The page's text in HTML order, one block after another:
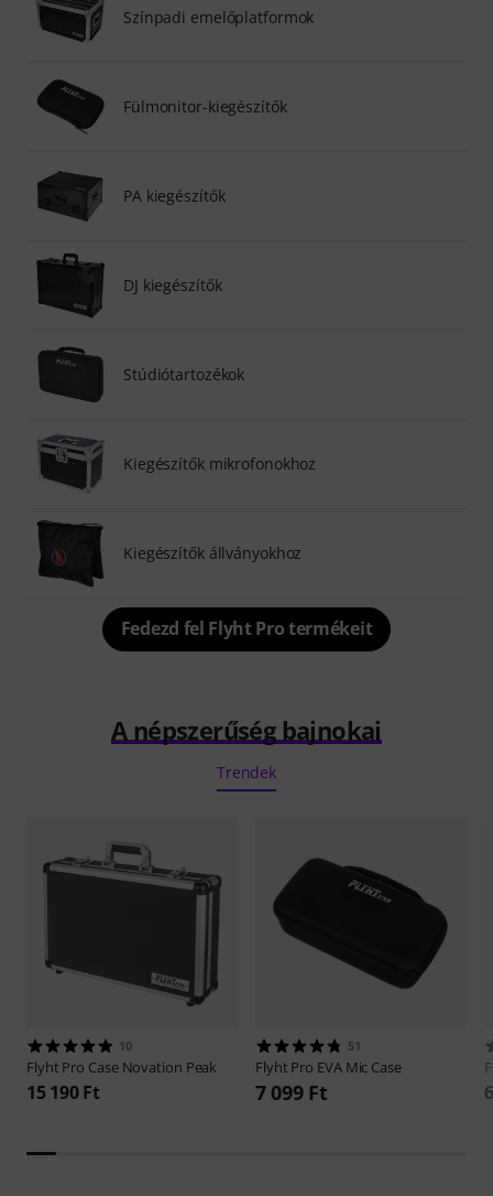
Színpadi emelőplatformok
Fülmonitor-kiegészítők
PA kiegészítők
DJ kiegészítők
Stúdiótartozékok
Kiegészítők mikrofonokhoz
Kiegészítők állványokhoz
Fedezd fel Flyht Pro termékeit
A népszerűség bajnokai
Trendek
10
Flyht Pro Case Novation Peak
15 190 Ft
51
Flyht Pro EVA Mic Case
7 099 Ft